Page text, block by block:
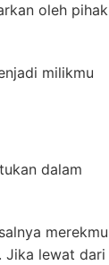
oleh pihak
milikmu
dalam
merekmu
Jika lewat dari